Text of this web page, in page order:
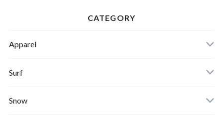
CATEGORY
Apparel
Banks Journal
Critical Slide(TCSS)
Surf
Surfboards
Snow